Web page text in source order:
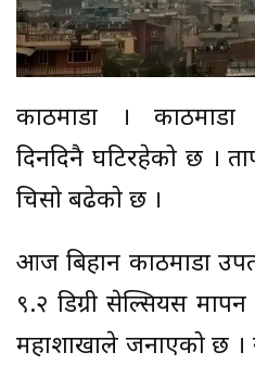
काठमाडौं । काठमाडौं
दिनदिनै घटिरहेको छ ।
चिसो बढेको छ ।
आज बिहान काठमाडौं
९.२ डिग्री सेल्सियस
महाशाखाले जनाएको छ ।